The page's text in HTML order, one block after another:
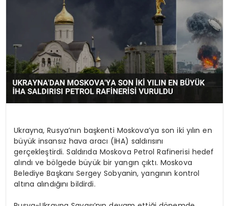
Ukrayna, Rusya’nın başkenti Moskova’ya son iki yılın en
büyük insansız hava aracı (İHA) saldırısını
gerçekleştirdi. Saldırıda Moskova Petrol Rafinerisi hedef
alındı ve bölgede büyük bir yangın çıktı. Moskova
Belediye Başkanı Sergey Sobyanin, yangının kontrol
altına alındığını bildirdi.